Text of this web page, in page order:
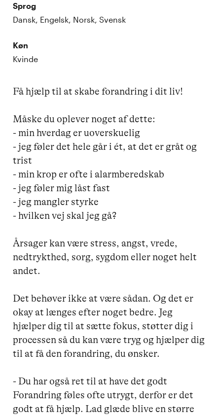
Sprog
Dansk, Engelsk, Norsk, Svensk
Køn
Kvinde
Få hjælp til at skabe forandring i dit liv!
Måske du oplever noget af dette:
- min hverdag er uoverskuelig
- jeg føler det hele går i ét, at det er gråt og
trist
- min krop er ofte i alarmberedskab
- jeg føler mig låst fast
- jeg mangler styrke
- hvilken vej skal jeg gå?
Årsager kan være stress, angst, vrede,
nedtrykthed, sorg, sygdom eller noget helt
andet.
Det behøver ikke at være sådan. Og det er
okay at længes efter noget bedre. Jeg
hjælper dig til at sætte fokus, støtter dig i
processen så du kan være tryg og hjælper dig
til at få den forandring, du ønsker.
- Du har også ret til at have det godt
Forandring føles ofte utrygt, derfor er det
godt at få hjælp. Lad glæde blive en større